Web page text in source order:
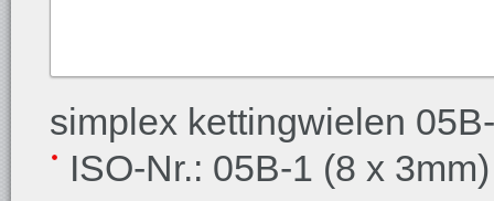
simplex kettingwielen
ISO-Nr.: 05B-1 (8 x 3mm)